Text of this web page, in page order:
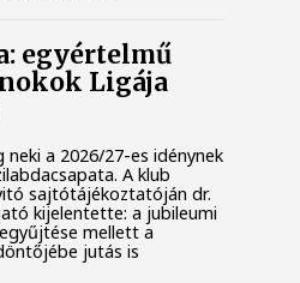
egyértelmű
Ligája
a 2026/27-es idénynek
A klub
sajtótájékoztatóján dr.
kijelentette: a jubileumi
mellett a
jutás is